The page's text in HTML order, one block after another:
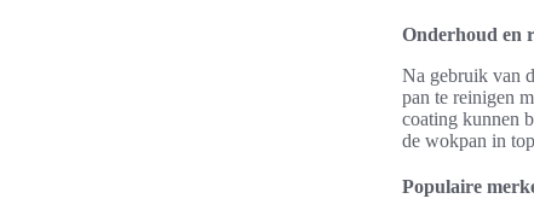
Onderhoud en
Na gebruik van
pan te reinigen
coating kunnen
de wokpan in
Populaire